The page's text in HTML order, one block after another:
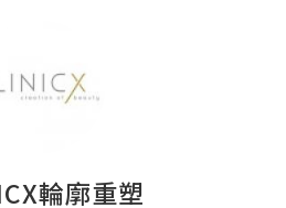
輪廓重塑